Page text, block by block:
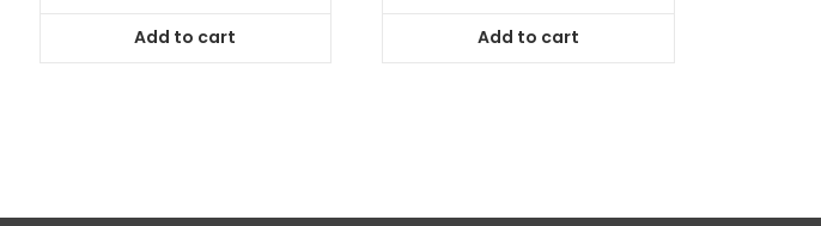
₨ 90.00.
Add to cart Add to cart